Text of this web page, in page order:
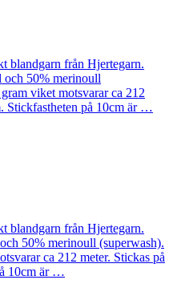
blandgarn från Hjertegarn.
och 50% merinoull
viket motsvarar ca 212
Stickfastheten på 10cm är …
blandgarn från Hjertegarn.
50% merinoull (superwash).
ca 212 meter. Stickas på
10cm är …